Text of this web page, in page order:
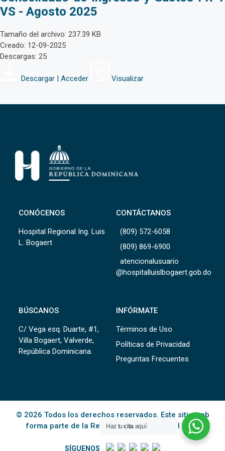
VS - Agosto 2025
Tamaño del archivo: 237.39 KB
Creado: 12-09-2025
Descargas: 25
Descargar | Acceder Visualizar
CONÓCENOS
Hospital Regional Ing. Luis
L. Bogaert
CONTÁCTANOS
(809) 572-6058
(809) 869-6900
atencionalusuario
@hospitalluislbogaert.gob.do
BÚSCANOS
C/ Vega esq. Duarte, #1,
Villa Bogaert, Valverde,
República Dominicana.
INFÓRMATE
Términos de Uso
Políticas de Privacidad
Preguntas Frecuentes
© 2026 Todos los derechos reservados. Este sitio web
forma parte de la Red Pública de Salud del SNS.
SÍGUENOS
Haz tucita aquí